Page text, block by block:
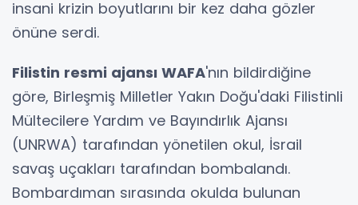
insani krizin boyutlarını bir kez daha gözler
önüne serdi.
Filistin resmi ajansı WAFA'nın bildirdiğine
göre, Birleşmiş Milletler Yakın Doğu'daki Filistinli
Mültecilere Yardım ve Bayındırlık Ajansı
(UNRWA) tarafından yönetilen okul, İsrail
savaş uçakları tarafından bombalandı.
Bombardıman sırasında okulda bulunan